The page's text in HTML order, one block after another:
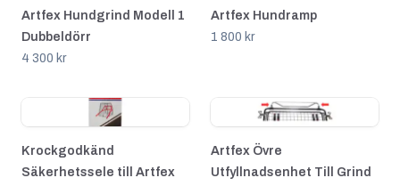
Artfex Hundgrind Modell 1
Dubbeldörr
4 300 kr
Artfex Hundramp
1 800 kr
Krockgodkänd
Säkerhetssele till Artfex
Artfex Övre
Utfyllnadsenhet Till Grind